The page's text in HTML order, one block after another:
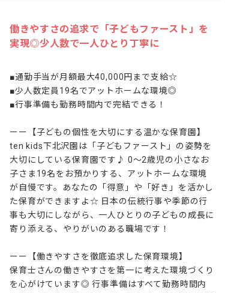
働きやすさの追求で「子どもファースト」を
実現◎少人数で一人ひとり丁寧に
■通勤手当が月額最大40,000円まで支給☆
■少人数定員19名でアットホームな環境◎
■行事準備も勤務時間内で完結できる！
ーー【子どもの個性を大切にする温かな保育園】
ten kids下北沢園は「子どもファースト」の姿勢を
大切にしている保育園です♪ 0～2歳児の小さなお
子さま19名をお預かりする、アットホームな環境
が自慢です。あなたの「得意」や「好き」を活かし
た保育ができますよ☆ 日本の伝統行事や季節の行
事も大切にしながら、一人ひとりの子どもの成長に
寄り添える、やりがいのある職場です！
ーー【働きやすさを徹底追求した保育環境】
保育士さんの働きやすさを第一に考えた環境づくり
を心がけています◎ 行事準備はすべて勤務時間内